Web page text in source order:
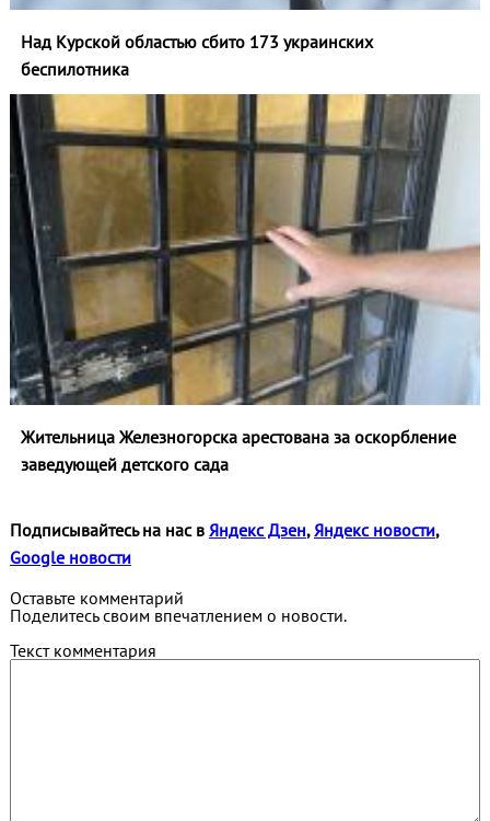
Над Курской областью сбито 173 украинских
беспилотника
Жительница Железногорска арестована за оскорбление
заведующей детского сада
Подписывайтесь на нас в Яндекс Дзен, Яндекс новости,
Google новости
Оставьте комментарий
Поделитесь своим впечатлением о новости.
Текст комментария